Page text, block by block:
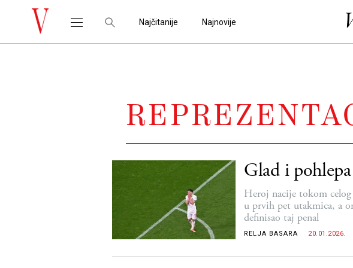
Najčitanije Najnovije
Glad i
Heroj nacije tokom
u prvih pet utakmica, a
definisao taj penal
RELJA BASARA 20.01.2026.